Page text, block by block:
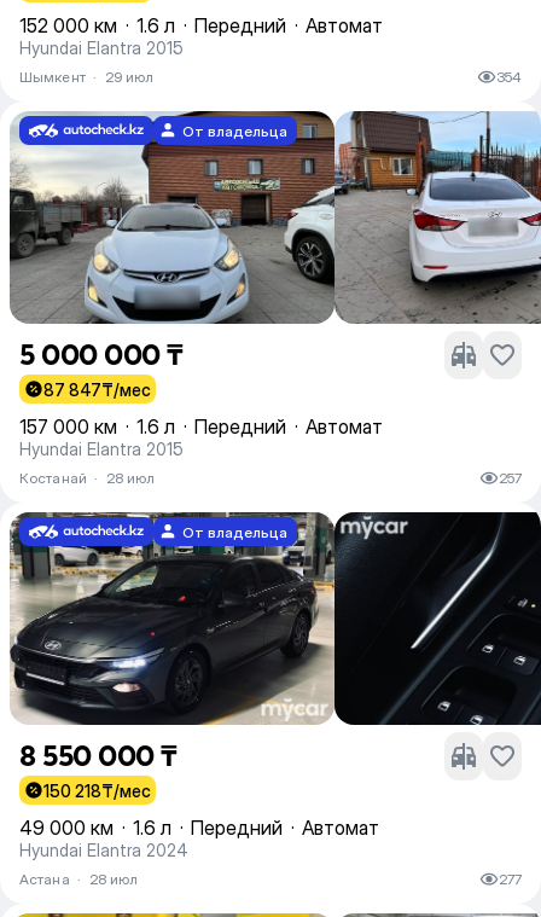
152 000 км · 1.6 л · Передний · Автомат
Hyundai Elantra 2015
Шымкент · 29 июл 354
От владельца
5 000 000 ₸
87 847₸/мес
157 000 км · 1.6 л · Передний · Автомат
Hyundai Elantra 2015
Костанай · 28 июл 257
От владельца
8 550 000 ₸
150 218₸/мес
49 000 км · 1.6 л · Передний · Автомат
Hyundai Elantra 2024
Астана · 28 июл 277